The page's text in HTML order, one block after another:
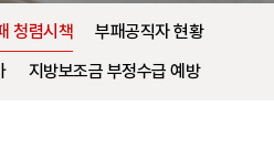
청렴시책
부패공직자 현황
지방보조금 부정수급 예방